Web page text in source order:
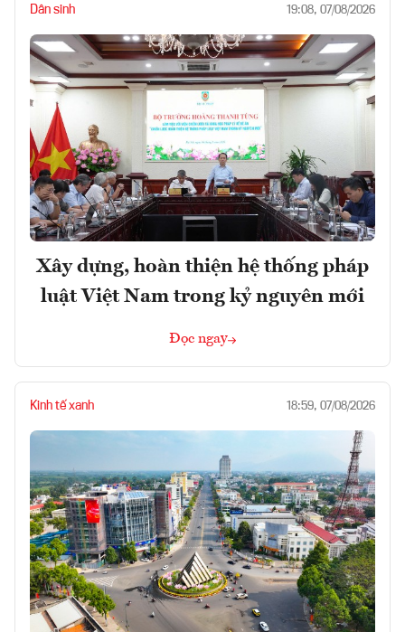
Dân sinh 19:08, 07/08/2026
Xây dựng, hoàn thiện hệ thống pháp
luật Việt Nam trong kỷ nguyên mới
Đọc ngay
Kinh tế xanh 18:59, 07/08/2026